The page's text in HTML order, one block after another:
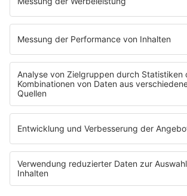
Service
Datenschutz
Impressum
Werbung buchen
Presse
Teilnahmebedingungen
Kontakt
Partner
Radioplayer